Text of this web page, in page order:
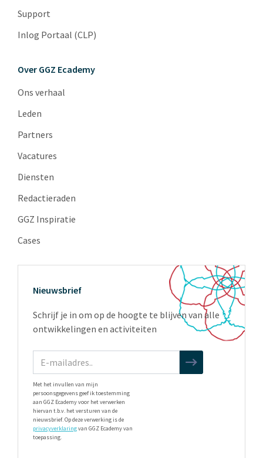
Support
Inlog Portaal (CLP)
Over GGZ Ecademy
Ons verhaal
Leden
Partners
Vacatures
Diensten
Redactieraden
GGZ Inspiratie
Cases
Nieuwsbrief
Schrijf je in om op de hoogte te blijven van alle
ontwikkelingen en activiteiten
Met het invullen van mijn
persoonsgegevens geef ik toestemming
aan GGZ Ecademy voor het verwerken
hiervan t.b.v. het versturen van de
nieuwsbrief. Op deze verwerking is de
privacyverklaringvan GGZ Ecademy van
toepassing.